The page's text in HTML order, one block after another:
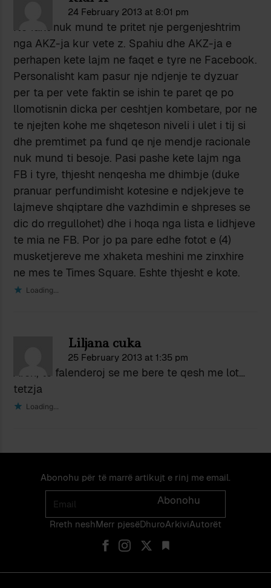
24 February 2013 at 8:01 pm
Ne fakt nuk mund te pritet nje pergenjeshtrim
nga AKZ-ja kur vete z. Spahiu dhe AKZ-ja e
perhapen kete lajm ne faqet e tyre ne Facebook.
Personalisht kam pasur nje ndjenje te dyzuar
per ta per vete faktin se ishin te paret qe po
llomotisnin dicka per ceshtjen kombetare, por ne
te njejten kohe me shqeteson niveli i ulet i tij si
dhe premtimet pa fund qe nje mendje racionale
nuk mund ti besoje. Pasi pashe kete lajm nga
FB i tyre, thjesht nenqesha me dhimbje (duke
pranuar perfundimisht kotesine e ndjekjeve te
lajmeve shqiptare dhe vazhdimin e shpreses se
dic do rregullohet) dhe i hoqa nga lista e lidhjeve
te mia ne FB. Por jo pa pare edhe fotot e (4)
musketjereve me xhaketa meshini me zinxhire
ne mes te Times Square. Eshte thjesht e kote.
Loading...
Liljana cuka
25 February 2013 at 1:35 pm
Aron, te falenderoj se me bere te qesh me lot…
tetzja
Loading...
Abonohu për të marrë artikujt e rinj me email.
Email
Abonohu
Rreth neshMerr pjes​​ë​DhuroArkiviAutorët